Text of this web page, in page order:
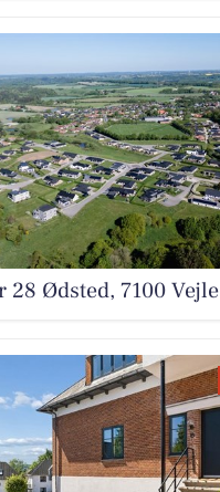
Ødsted, 7100 Vejle